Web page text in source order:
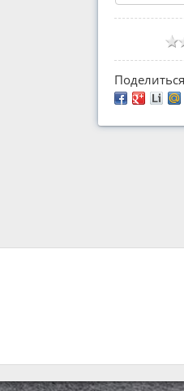
Поделиться